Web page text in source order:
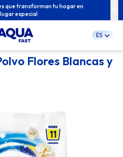
que transforman tu hogar en
especial
ES
Flores Blancas y